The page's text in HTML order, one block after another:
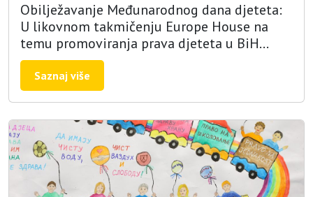
Obilježavanje Međunarodnog dana djeteta:
U likovnom takmičenju Europe House na
temu promoviranja prava djeteta u BiH
učestvovalo više od 130 osnovnih škola
Saznaj više